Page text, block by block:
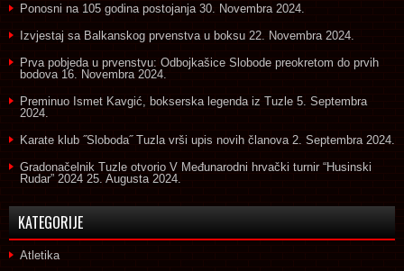
Ponosni na 105 godina postojanja 30. Novembra 2024.
Izvjestaj sa Balkanskog prvenstva u boksu 22. Novembra 2024.
Prva pobjeda u prvenstvu: Odbojkašice Slobode preokretom do prvih
bodova 16. Novembra 2024.
Preminuo Ismet Kavgić, bokserska legenda iz Tuzle 5. Septembra
2024.
Karate klub ˝Sloboda˝ Tuzla vrši upis novih članova 2. Septembra 2024.
Gradonačelnik Tuzle otvorio V Međunarodni hrvački turnir “Husinski
Rudar” 2024 25. Augusta 2024.
KATEGORIJE
Atletika